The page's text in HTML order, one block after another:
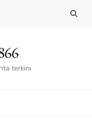
terkini